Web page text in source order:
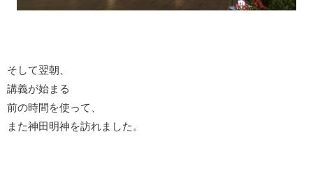
そして翌朝、
講義が始まる
前の時間を使って、
また神田明神を訪れました。